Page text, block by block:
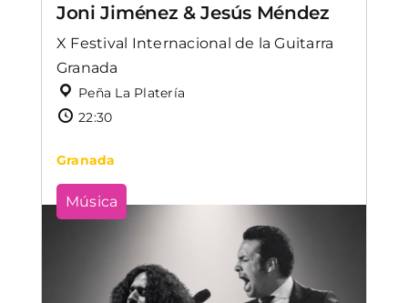
Joni Jiménez & Jesús Méndez
X Festival Internacional de la Guitarra
Granada
Peña La Platería
22:30
Granada
Música